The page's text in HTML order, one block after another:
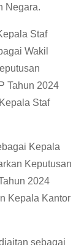
Negara.
Staf
Wakil
Tahun 2024
Staf
Kepala
Keputusan
2024
Kepala Kantor
sebagai